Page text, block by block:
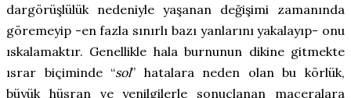
dargörüşlülük nedeniyle yaşanan değişimi zamanında
göremeyip -en fazla sınırlı bazı yanlarını yakalayıp- onu
ıskalamaktır. Genellikle hala burnunun dikine gitmekte
ısrar biçiminde “sol” hatalara neden olan bu körlük,
büyük hüsran ve yenilgilerle sonuçlanan maceralara